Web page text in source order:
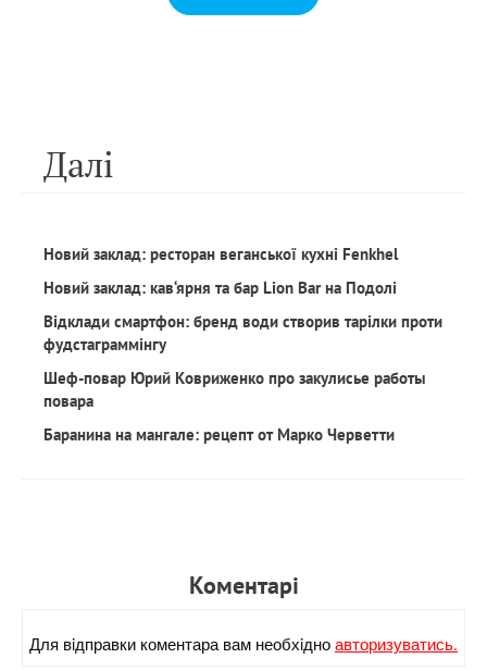
Далi
Новий заклад: ресторан веганської кухні Fenkhel
Новий заклад: кав‘ярня та бар Lion Bar на Подолі
Відклади смартфон: бренд води створив тарілки проти
фудстаграммінгу
Шеф-повар Юрий Ковриженко про закулисье работы
повара
Баранина на мангале: рецепт от Марко Черветти
Коментарi
Для вiдправки коментара вам необхiдноавторизуватись.